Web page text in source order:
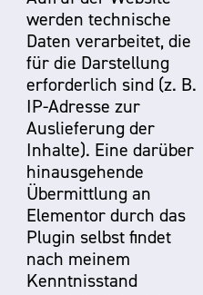
werden technische
Daten verarbeitet, die
für die Darstellung
erforderlich sind (z. B.
IP-Adresse zur
Auslieferung der
Inhalte). Eine darüber
hinausgehende
Übermittlung an
Elementor durch das
Plugin selbst findet
nach meinem
Kenntnisstand